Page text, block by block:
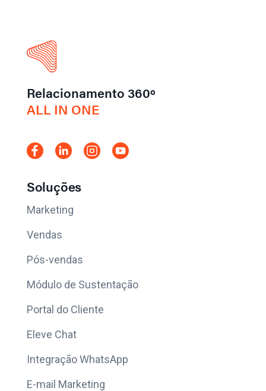
Relacionamento 360º
ALL IN ONE
Soluções
Marketing
Vendas
Pós-vendas
Módulo de Sustentação
Portal do Cliente
Eleve Chat
Integração WhatsApp
E-mail Marketing